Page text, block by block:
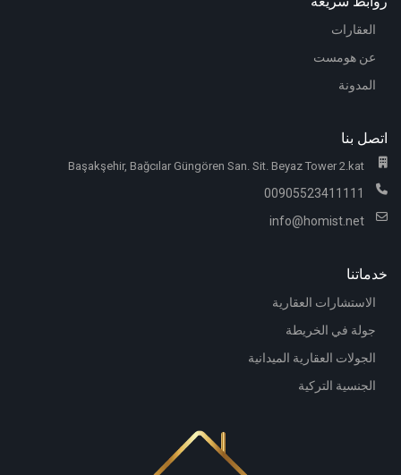
العقارات
عن هومست
المدونة
اتصل بنا
Başakşehir, Bağcılar Güngören San. Sit. Beyaz Tower 2.kat
00905523411111
info@homist.net
خدماتنا
الاستشارات العقارية
جولة في الخريطة
الجولات العقارية الميدانية
الجنسية التركية